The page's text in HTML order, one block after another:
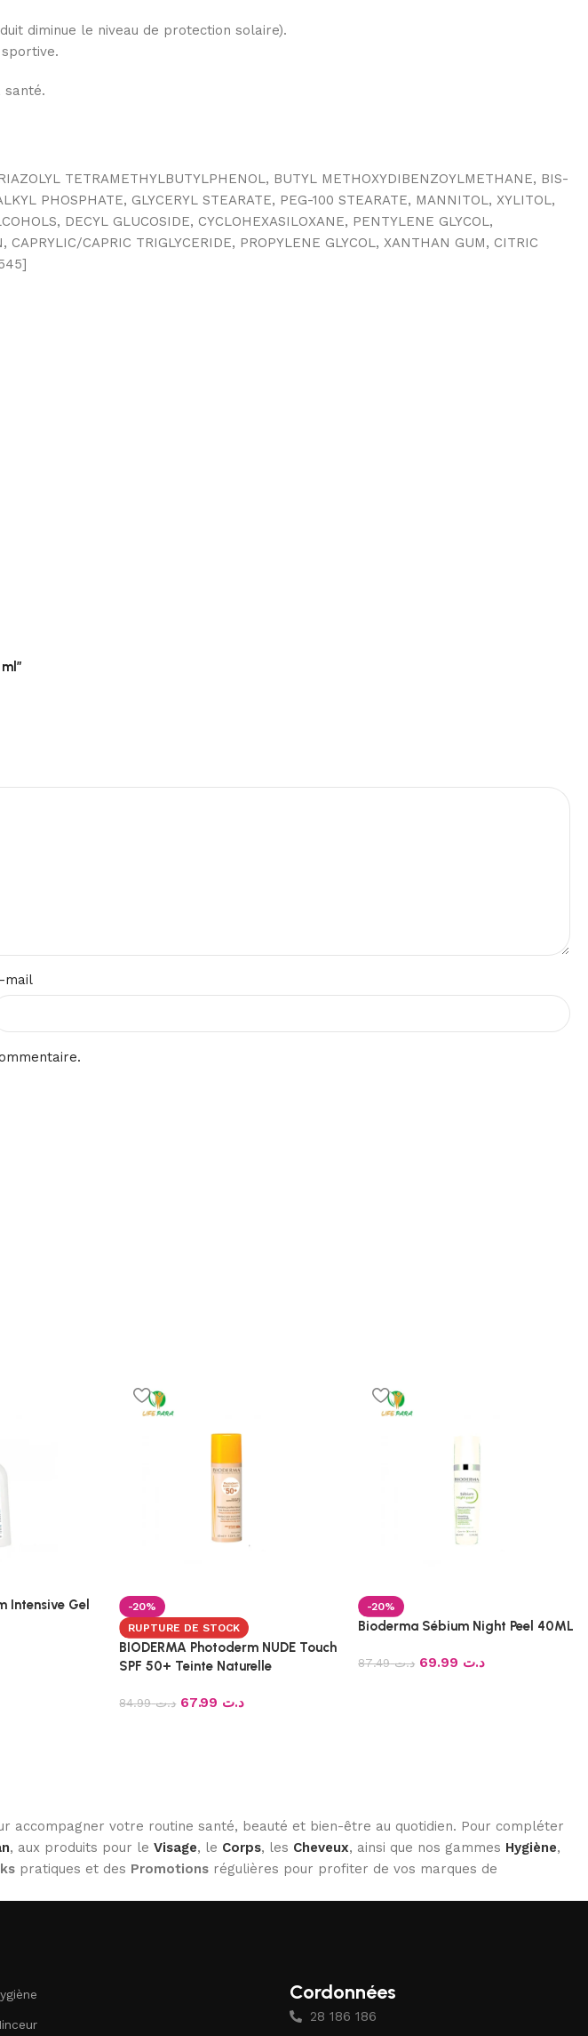
diminue le niveau de protection solaire).
santé.
TETRAMETHYLBUTYLPHENOL, BUTYL METHOXYDIBENZOYLMETHANE, BIS-
PHOSPHATE, GLYCERYL STEARATE, PEG-100 STEARATE, MANNITOL, XYLITOL,
DECYL GLUCOSIDE, CYCLOHEXASILOXANE, PENTYLENE GLYCOL,
CAPRIC TRIGLYCERIDE, PROPYLENE GLYCOL, XANTHAN GUM, CITRIC
mail
Intensive Gel
-20%
RUPTURE DE STOCK
BIODERMA Photoderm NUDE Touch
SPF 50+ Teinte Naturelle
د.ت84.99 د.ت
-20%
Bioderma Sébium Night Peel 40ML
د.ت87.49 د.ت
accompagner votre routine santé, beauté et bien-être au quotidien. Pour compléter
, aux produits pour le Visage, le Corps, les Cheveux, ainsi que nos gammes Hygiène,
pratiques et des Promotions régulières pour profiter de vos marques de
Cordonnées
28 186 186